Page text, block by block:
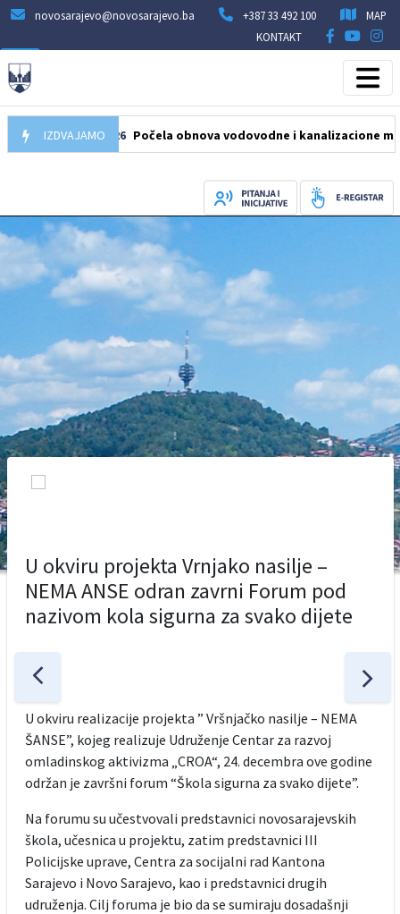
novosarajevo@novosarajevo.ba +387 33 492 100
MAP
KONTAKT
IZDVAJAMO
05.08.2026 Počela obnova vodovodne i kanalizacione mreže u
U okviru projekta Vrnjako nasilje –
NEMA ANSE odran zavrni Forum pod
nazivom kola sigurna za svako dijete
U okviru realizacije projekta ” Vršnjačko nasilje – NEMA
ŠANSE”, kojeg realizuje Udruženje Centar za razvoj
omladinskog aktivizma „CROA“, 24. decembra ove godine
održan je završni forum “Škola sigurna za svako dijete”.
Na forumu su učestvovali predstavnici novosarajevskih
škola, učesnica u projektu, zatim predstavnici III
Policijske uprave, Centra za socijalni rad Kantona
Sarajevo i Novo Sarajevo, kao i predstavnici drugih
udruženja. Cilj foruma je bio da se sumiraju dosadašnji